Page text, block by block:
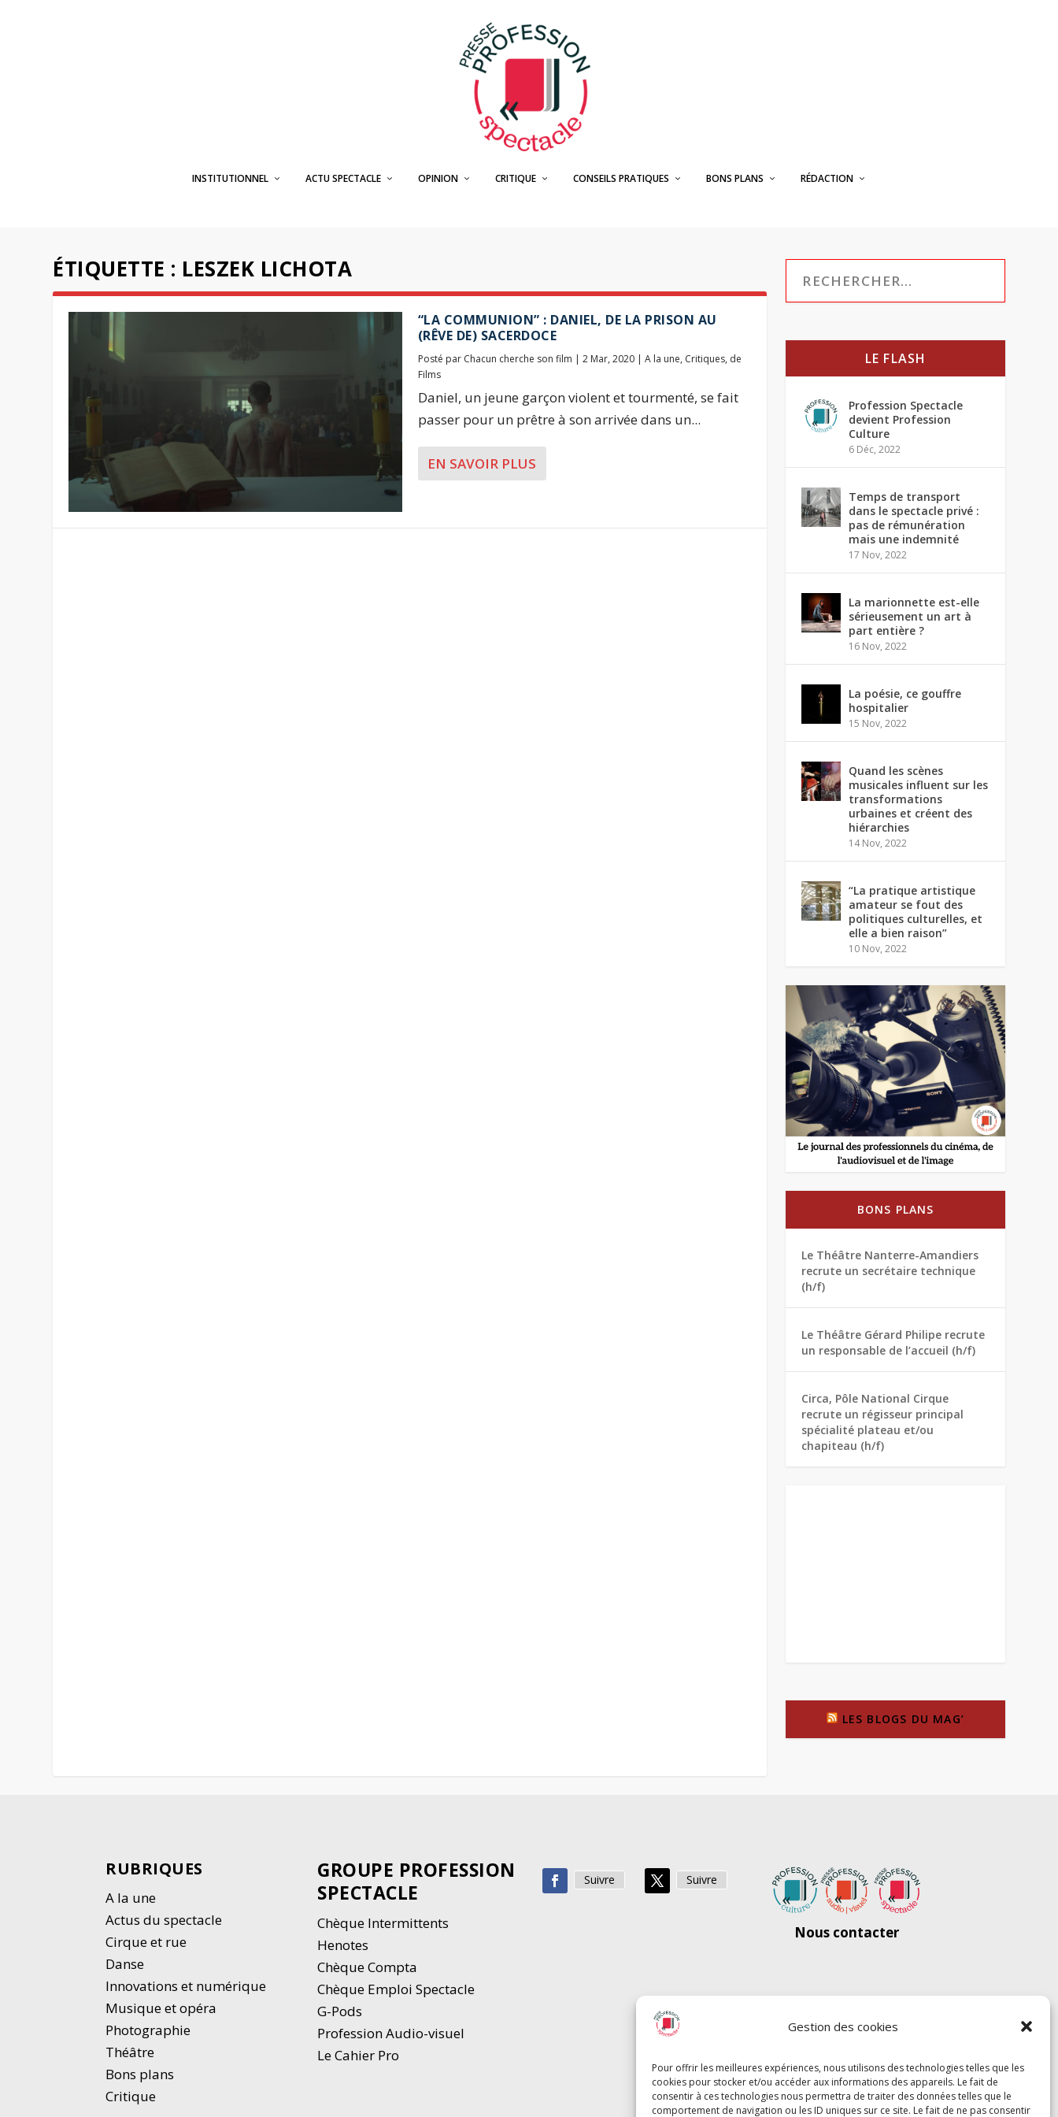
Gestion des cookies
Pour offrir les meilleures expériences, nous utilisons des technologies telles que les
cookies pour stocker et/ou accéder aux informations des appareils. Le fait de
consentir à ces technologies nous permettra de traiter des données telles que le
comportement de navigation ou les ID uniques sur ce site. Le fait de ne pas consentir
INSTITUTIONNEL ACTU SPECTACLE OPINION CRITIQUE CONSEILS PRATIQUES BONS PLANS RÉDACTION
ÉTIQUETTE : LESZEK LICHOTA
“LA COMMUNION” : DANIEL, DE LA PRISON AU
(RÊVE DE) SACERDOCE
Posté par Chacun cherche son film | 2 Mar, 2020| A la une, Critiques, de
Films
Daniel, un jeune garçon violent et tourmenté, se fait
passer pour un prêtre à son arrivée dans un...
EN SAVOIR PLUS
LE FLASH
Profession Spectacle
devient Profession
Culture
6 Déc, 2022
Temps de transport
dans le spectacle privé :
pas de rémunération
mais une indemnité
17 Nov, 2022
La marionnette est-elle
sérieusement un art à
part entière ?
16 Nov, 2022
La poésie, ce gouffre
hospitalier
15 Nov, 2022
Quand les scènes
musicales influent sur les
transformations
urbaines et créent des
hiérarchies
14 Nov, 2022
“La pratique artistique
amateur se fout des
politiques culturelles, et
elle a bien raison”
10 Nov, 2022
BONS PLANS
Le Théâtre Nanterre-Amandiers
recrute un secrétaire technique
(h/f)
Le Théâtre Gérard Philipe recrute
un responsable de l’accueil (h/f)
Circa, Pôle National Cirque
recrute un régisseur principal
spécialité plateau et/ou
chapiteau (h/f)
LES BLOGS DU MAG’
RUBRIQUES
A la une
Actus du spectacle
Cirque et rue
Danse
Innovations et numérique
Musique et opéra
Photographie
Théâtre
Bons plans
Critique
GROUPE PROFESSION
SPECTACLE
Chèque Intermittents
Henotes
Chèque Compta
Chèque Emploi Spectacle
G-Pods
Profession Audio-visuel
Le Cahier Pro
Suivre Suivre
Nous contacter